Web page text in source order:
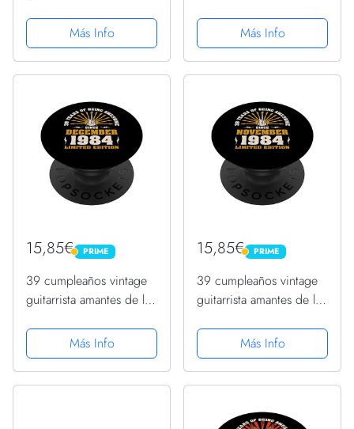
PopSockets PopGrip
Intercambiable
Más Info
1984 PopSockets
PopGrip Intercambiable
Más Info
15,85€ PRIME
PRIME
39 cumpleaños vintage
guitarrista amantes de la
1984 PopSockets
PopGrip Intercambiable
Más Info
15,85€ PRIME
PRIME
39 cumpleaños vintage
guitarrista amantes de la
PopSockets PopGrip
Intercambiable
Más Info